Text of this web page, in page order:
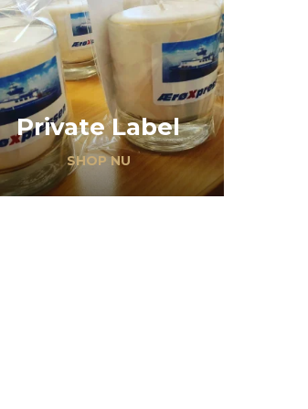
Private Label
SHOP NU